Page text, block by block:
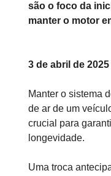
são o foco da
manter o motor
3 de abril de 2025
Manter o sistema
de ar de um
crucial para
longevidade.
Uma troca